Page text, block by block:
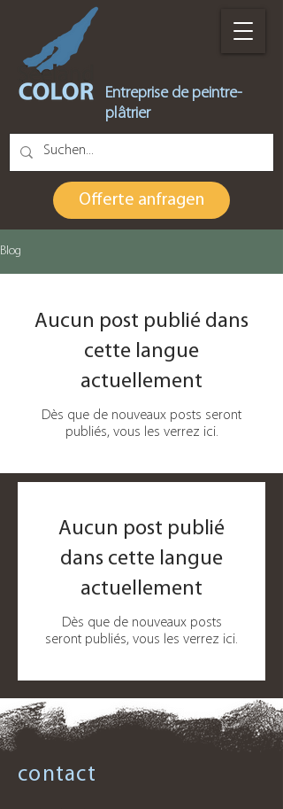
Entreprise de peintre-
plâtrier
Offerte anfragen
Blog
Aucun post publié dans
cette langue
actuellement
Dès que de nouveaux posts seront
publiés, vous les verrez ici.
Aucun post publié
dans cette langue
actuellement
Dès que de nouveaux posts
seront publiés, vous les verrez ici.
contact